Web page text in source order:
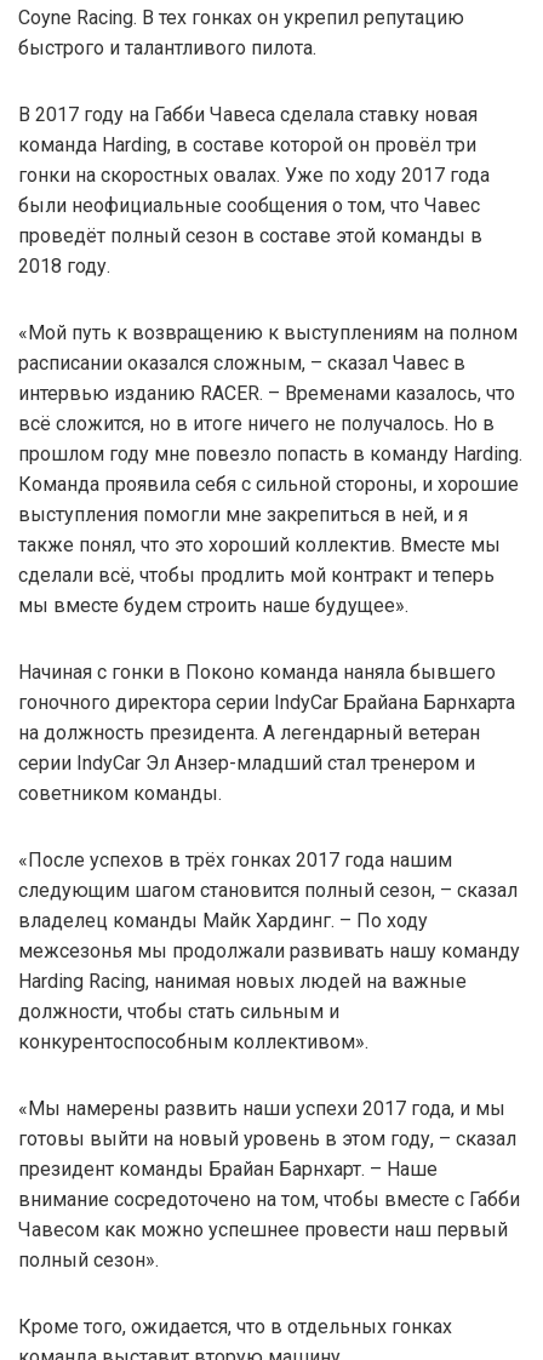
Coyne Racing. В тех гонках он укрепил репутацию
быстрого и талантливого пилота.
В 2017 году на Габби Чавеса сделала ставку новая
команда Harding, в составе которой он провёл три
гонки на скоростных овалах. Уже по ходу 2017 года
были неофициальные сообщения о том, что Чавес
проведёт полный сезон в составе этой команды в
2018 году.
«Мой путь к возвращению к выступлениям на полном
расписании оказался сложным, – сказал Чавес в
интервью изданию RACER. – Временами казалось, что
всё сложится, но в итоге ничего не получалось. Но в
прошлом году мне повезло попасть в команду Harding.
Команда проявила себя с сильной стороны, и хорошие
выступления помогли мне закрепиться в ней, и я
также понял, что это хороший коллектив. Вместе мы
сделали всё, чтобы продлить мой контракт и теперь
мы вместе будем строить наше будущее».
Начиная с гонки в Поконо команда наняла бывшего
гоночного директора серии IndyCar Брайана Барнхарта
на должность президента. А легендарный ветеран
серии IndyCar Эл Анзер-младший стал тренером и
советником команды.
«После успехов в трёх гонках 2017 года нашим
следующим шагом становится полный сезон, – сказал
владелец команды Майк Хардинг. – По ходу
межсезонья мы продолжали развивать нашу команду
Harding Racing, нанимая новых людей на важные
должности, чтобы стать сильным и
конкурентоспособным коллективом».
«Мы намерены развить наши успехи 2017 года, и мы
готовы выйти на новый уровень в этом году, – сказал
президент команды Брайан Барнхарт. – Наше
внимание сосредоточено на том, чтобы вместе с Габби
Чавесом как можно успешнее провести наш первый
полный сезон».
Кроме того, ожидается, что в отдельных гонках